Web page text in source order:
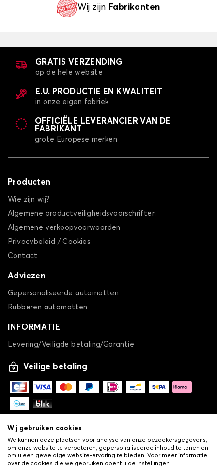
Wij zijn Fabrikanten
GRATIS VERZENDING
op de hele website
E.U. PRODUCTIE EN KWALITEIT
in onze eigen fabriek
OFFICIËLE LEVERANCIER VAN DE
FABRIKANT
grote Europese merken
Producten
Wie zijn wij?
Algemene productveiligheidsvoorschriften
Algemene verkoopvoorwaarden
Privacybeleid / Cookies
Contact
Adviezen
Gepersonaliseerde automatten
Rubberen automatten
INFORMATIE
Levering/Veiligde betaling/Garantie
Veilige betaling
Wij gebruiken cookies
We kunnen deze plaatsen voor analyse van onze bezoekersgegevens,
om onze website te verbeteren, gepersonaliseerde inhoud te tonen en
om u een geweldige website-ervaring te bieden. Voor meer informatie
over de cookies die we gebruiken opent u de instellingen.